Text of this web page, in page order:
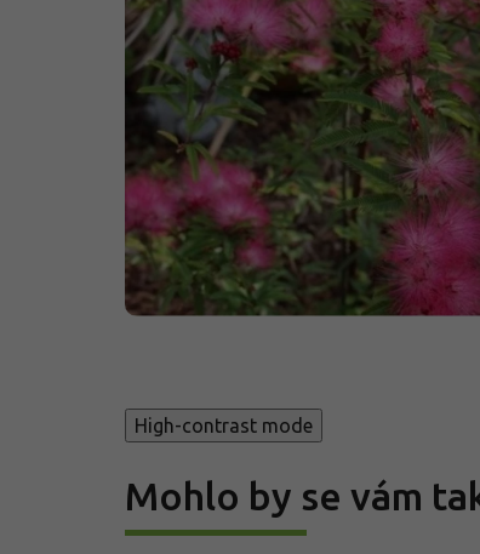
High-contrast mode
Mohlo by se vám